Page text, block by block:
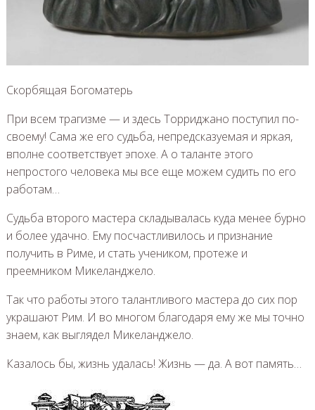
Скорбящая Богоматерь
При всем трагизме — и здесь Торриджано поступил по-
своему! Сама же его судьба, непредсказуемая и яркая,
вполне соответствует эпохе. А о таланте этого
непростого человека мы все еще можем судить по его
работам…
Судьба второго мастера складывалась куда менее бурно
и более удачно. Ему посчастливилось и признание
получить в Риме, и стать учеником, протеже и
преемником Микеланджело.
Так что работы этого талантливого мастера до сих пор
украшают Рим. И во многом благодаря ему же мы точно
знаем, как выглядел Микеланджело.
Казалось бы, жизнь удалась! Жизнь — да. А вот память…